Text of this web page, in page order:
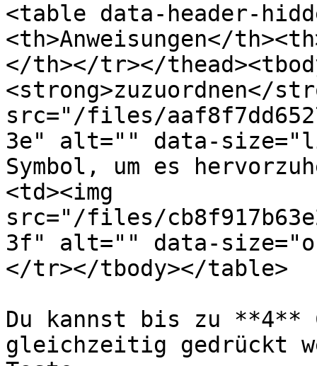
<table data-header-
<th>Anweisungen</
</th></tr></
<strong>zuzuordnen</
src="/files/
3e" alt="" data-
Symbol, um es
<td><img
src="/files/
3f" alt="" data-
</tr></tbody></table>
Du kannst bis zu **4**
gleichzeitig gedrückt